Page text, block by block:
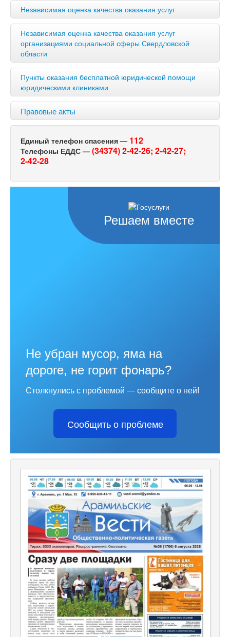
Независимая оценка качества оказания услуг
Независимая оценка качества оказания услуг
организациями социальной сферы Свердловской
области
Пункты оказания бесплатной юридической помощи
юридическими клиниками
Правовые акты
Единый телефон спасения — 112
Телефоны ЕДДС — (34374) 2-42-26; 2-42-27;
2-42-28
Решаем вместе
Не убран мусор, яма на
дороге, не горит фонарь?
Столкнулись с проблемой — сообщите о ней!
Сообщить о проблеме